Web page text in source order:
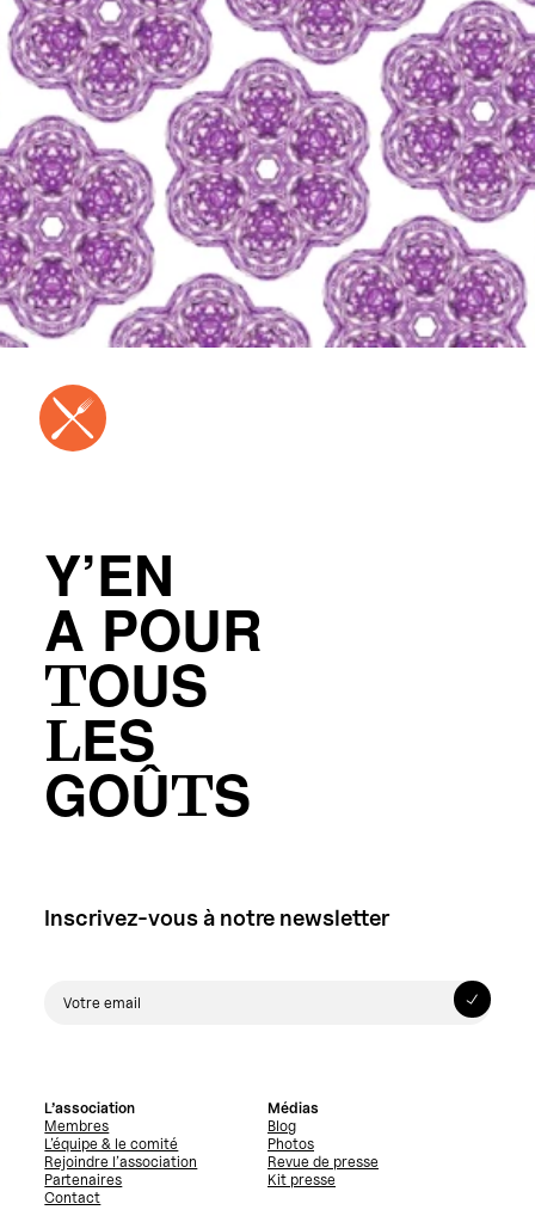
Y’EN
A POUR
TOUS
LES
GOÛTS
Inscrivez-vous à notre newsletter
L’association
Membres
L’équipe & le comité
Rejoindre l’association
Partenaires
Contact
Médias
Blog
Photos
Revue de presse
Kit presse